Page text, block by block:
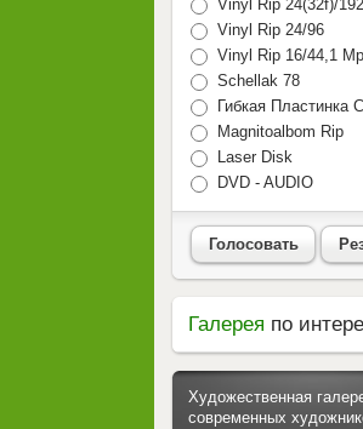
Vinyl Rip 24(32f)/192
Vinyl Rip 24/96
Vinyl Rip 16/44,1
Schellak 78
Гибкая Пластинка
Magnitoalbom Rip
Laser Disk
DVD - AUDIO
Голосовать
Галерея по
Художественная
современных